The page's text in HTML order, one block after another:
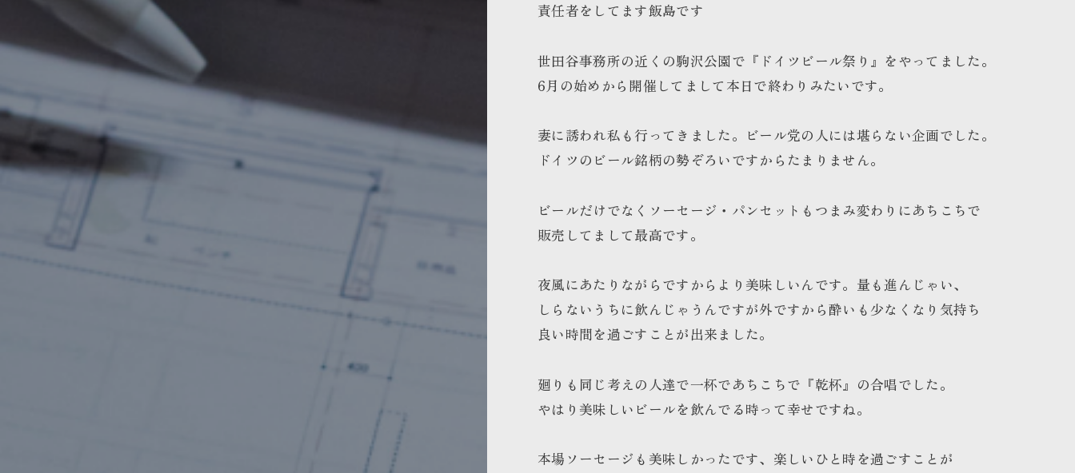
責任者をしてます飯島です
世田谷事務所の近くの駒沢公園で『ドイツビール祭り』 をやってました。
6月の始めから開催してまして本日で終わりみたいです。
妻に誘われ私も行ってきました。ビール党の人には堪らない企画でした。
ドイツのビール銘柄の勢ぞろいですからたまりません。
ビールだけでなくソーセージ・パンセットもつまみ変わりにあちこちで
販売してまして最高です。
夜風にあたりながらですからより美味しいんです。量も進んじゃい、
しらないうちに飲んじゃうんですが外ですから酔いも少なくなり気持ち
良い時間を過ごすことが出来ました。
廻りも同じ考えの人達で一杯であちこちで『乾杯』の合唱でした。
やはり美味しいビールを飲んでる時って幸せですね。
本場ソーセージも美味しかったです、楽しいひと時を過ごすことが